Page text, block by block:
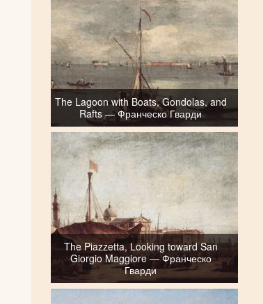
The Lagoon with Boats, Gondolas, and
Rafts — Франческо Гварди
The Piazzetta, Looking toward San
Giorgio Maggiore — Франческо
Гварди